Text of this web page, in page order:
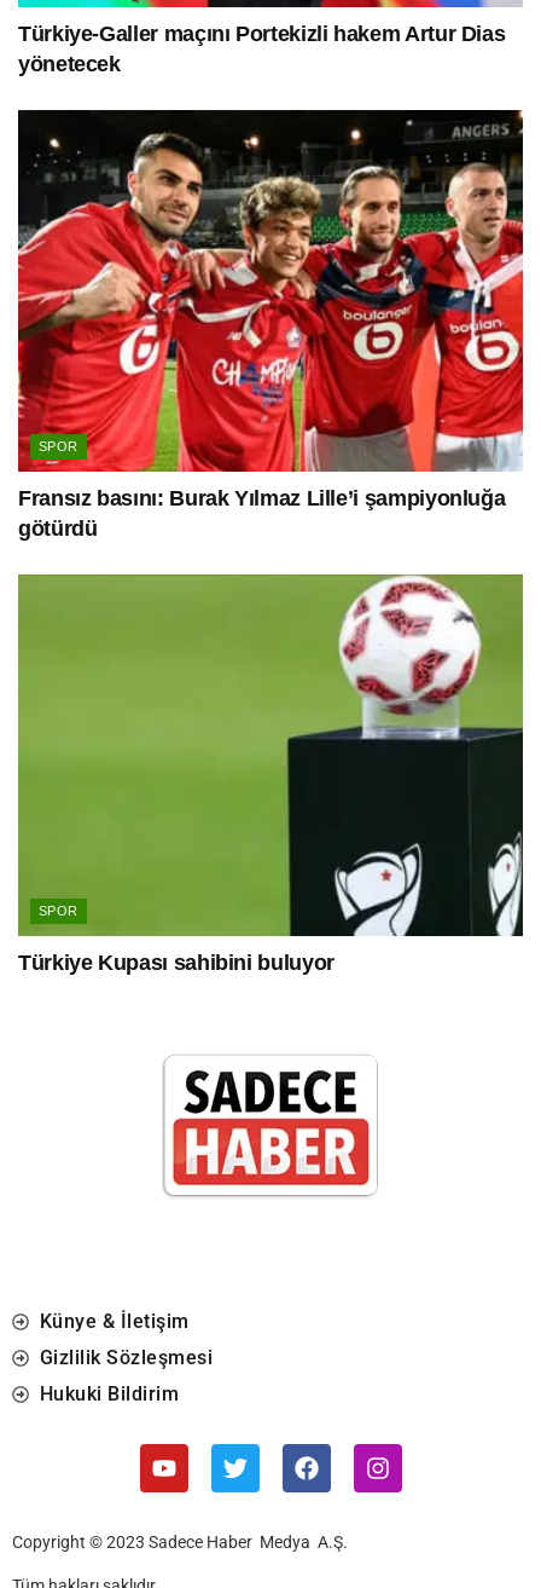
Türkiye-Galler maçını Portekizli hakem Artur Dias
yönetecek
SPOR
Fransız basını: Burak Yılmaz Lille’i şampiyonluğa
götürdü
SPOR
Türkiye Kupası sahibini buluyor
Künye & İletişim
Gizlilik Sözleşmesi
Hukuki Bildirim
Copyright © 2023 Sadece Haber Medya A.Ş.